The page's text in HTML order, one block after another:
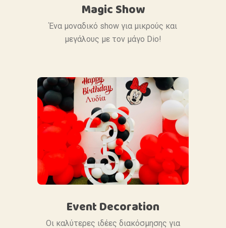
Magic Show
Ένα μοναδικό show για μικρούς και
μεγάλους με τον μάγο Dio!
Event Decoration
Οι καλύτερες ιδέες διακόσμησης για